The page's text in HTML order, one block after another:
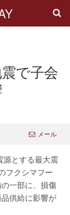
で子会
メール
とする最大震
フクシマフー
一部に、損傷
供給に影響が